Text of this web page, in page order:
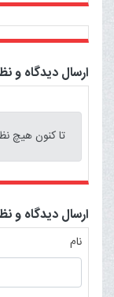
ارسال دیدگاه و
تا کنون هیچ
ارسال دیدگاه و
نام